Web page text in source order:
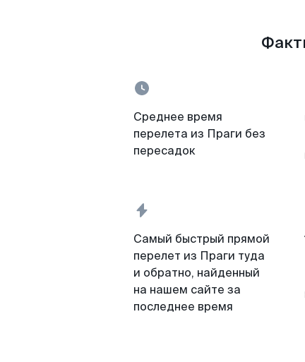
Среднее время
перелета из Праги без
пересадок
Самый быстрый прямой
перелет из Праги туда
и обратно, найденный
на нашем сайте за
последнее время